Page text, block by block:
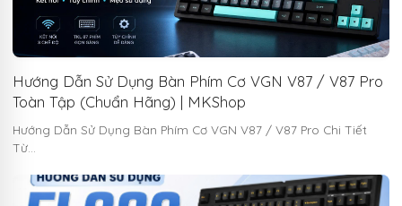
Hướng Dẫn Sử Dụng Bàn Phím Cơ VGN V87 / V87 Pro
Toàn Tập (Chuẩn Hãng) | MKShop
Hướng Dẫn Sử Dụng Bàn Phím Cơ VGN V87 / V87 Pro Chi Tiết
Từ…